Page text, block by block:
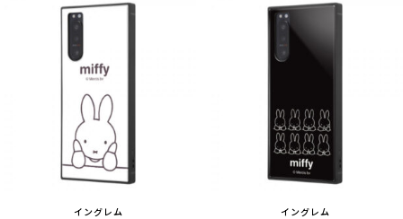
デザインから探す
事業内容
会社概要
お知らせイングレム イングレム